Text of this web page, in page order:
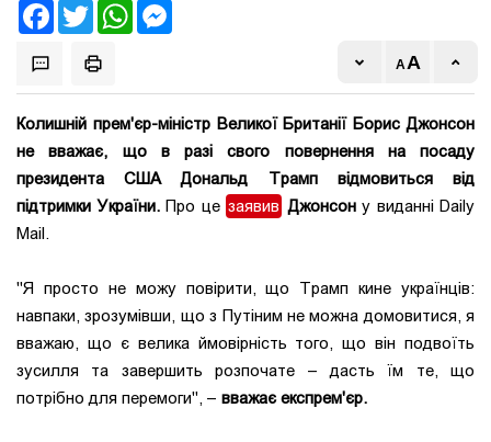
FacebookTwitter WhatsApp
Колишній прем'єр-міністр Великої Британії Борис Джонсон
не вважає, що в разі свого повернення на посаду
президента США Дональд Трамп відмовиться від
підтримки України. Про це заявив Джонсон у виданні Daily
Mail.
"Я просто не можу повірити, що Трамп кине українців:
навпаки, зрозумівши, що з Путіним не можна домовитися, я
вважаю, що є велика ймовірність того, що він подвоїть
зусилля та завершить розпочате – дасть їм те, що
потрібно для перемоги", – вважає експрем'єр.